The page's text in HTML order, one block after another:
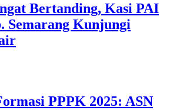
Bertanding, Kasi PAI
Semarang Kunjungi
PPPK 2025: ASN